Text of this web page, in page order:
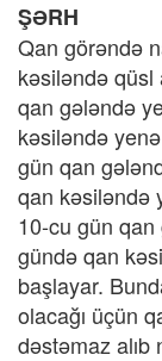
ŞƏRH
Qan görəndə
kəsiləndə qüsl
qan gələndə
kəsiləndə
gün qan
qan kəsiləndə
10-cu gün qan
gündə qan
başlayar.
olacağı üçün
dəstəmaz alıb